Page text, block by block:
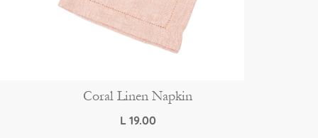
Coral Linen Napkin
L19.00